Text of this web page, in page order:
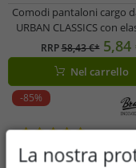
Comodi pantaloni cargo
URBAN CLASSICS con
vita e tasche cargo,
RRP58,43 €* 5,84
Nel carrello
-85%
La nostra